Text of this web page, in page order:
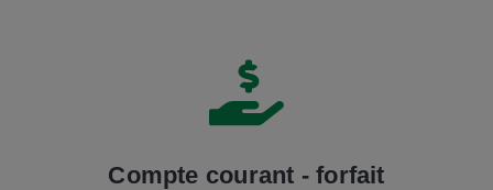

Compte courant - forfait